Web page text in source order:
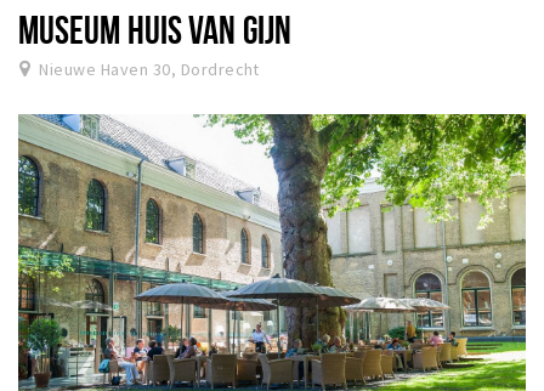
MUSEUM HUIS VAN GIJN
Nieuwe Haven 30, Dordrecht